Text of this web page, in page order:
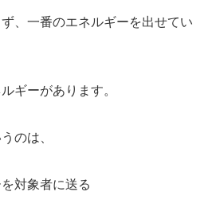
、一番のエネルギーを出せてい
ギーがあります。
のは、
対象者に送る